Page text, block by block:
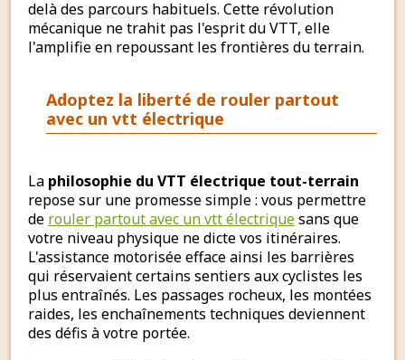
delà des parcours habituels. Cette révolution
mécanique ne trahit pas l'esprit du VTT, elle
l'amplifie en repoussant les frontières du terrain.
Adoptez la liberté de rouler partout
avec un vtt électrique
La philosophie du VTT électrique tout-terrain
repose sur une promesse simple : vous permettre
de rouler partout avec un vtt électriquesans que
votre niveau physique ne dicte vos itinéraires.
L'assistance motorisée efface ainsi les barrières
qui réservaient certains sentiers aux cyclistes les
plus entraînés. Les passages rocheux, les montées
raides, les enchaînements techniques deviennent
des défis à votre portée.